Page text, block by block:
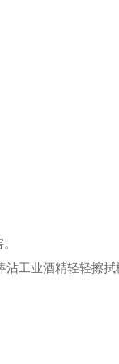
沾工业酒精轻轻擦拭